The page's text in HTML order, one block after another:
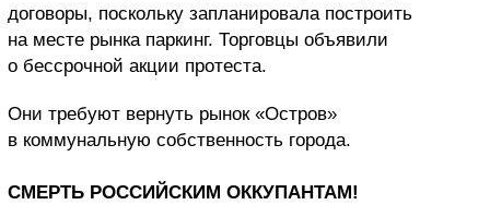
договоры, поскольку запланировала построить
на месте рынка паркинг. Торговцы объявили
о бессрочной акции протеста.
Они требуют вернуть рынок «Остров»
в коммунальную собственность города.
СМЕРТЬ РОССИЙСКИМ ОККУПАНТАМ!